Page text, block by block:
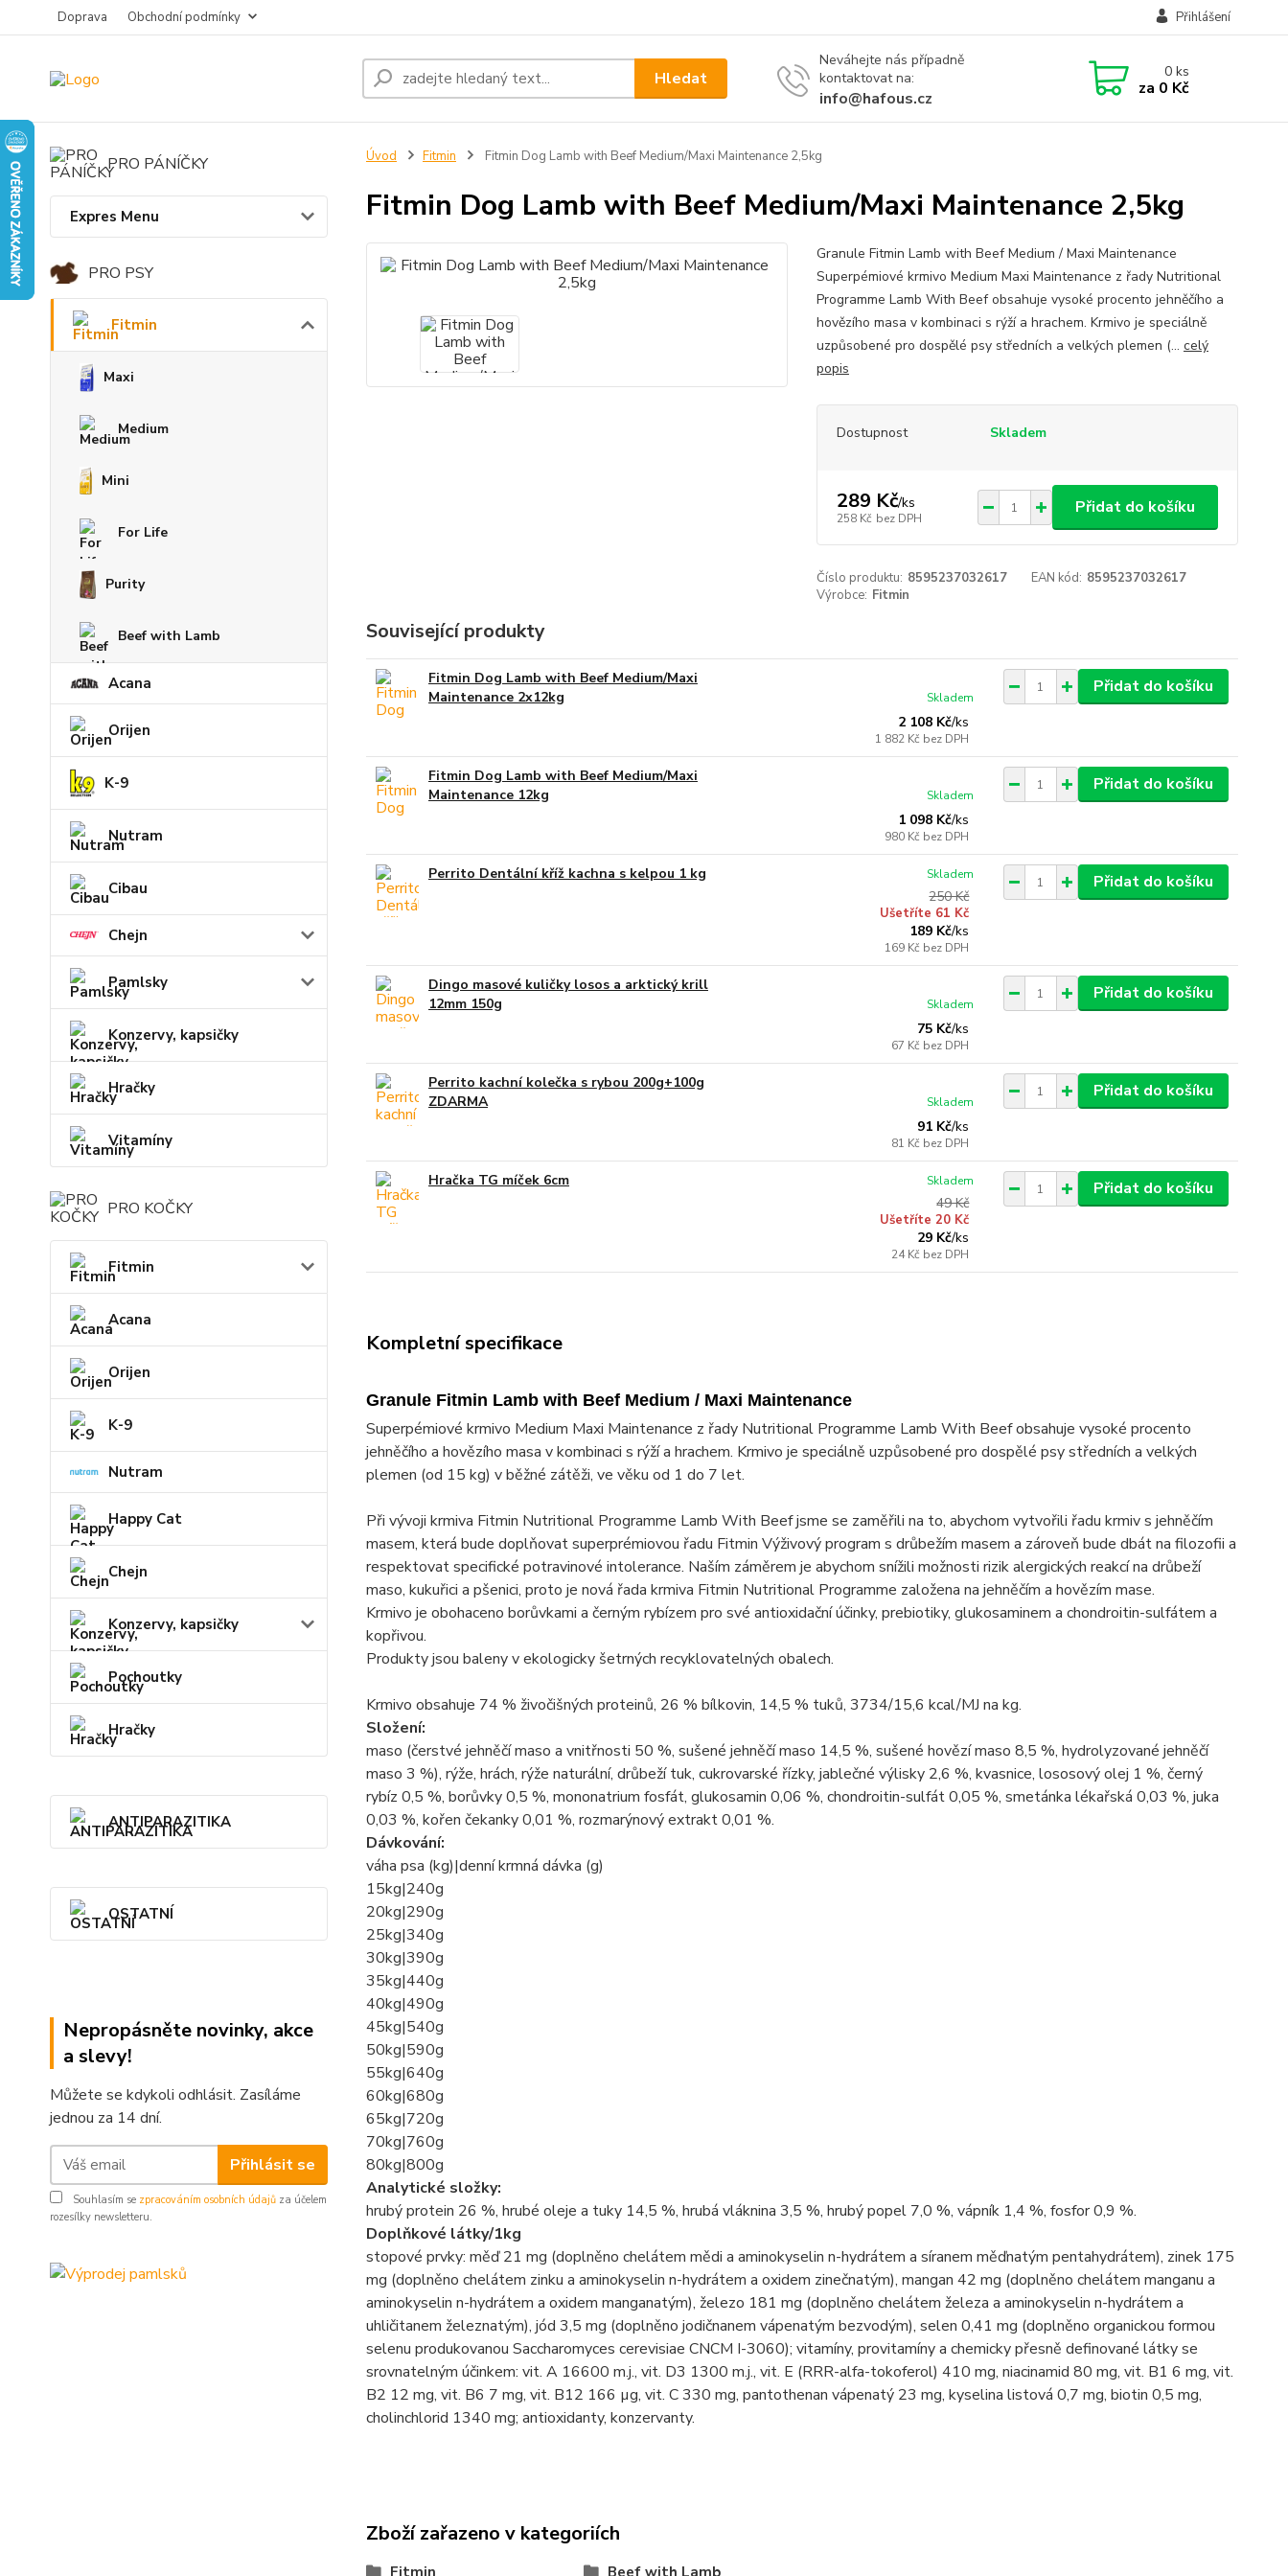
Doprava Obchodní podmínky Přihlášení
Hledat
Neváhejte nás případně
kontaktovat na:
info@hafous.cz
0ks
za 0 Kč
PRO PÁNÍČKY
Expres Menu
PRO PSY
Fitmin
Maxi
Medium
Mini
For Life
Purity
Beef with Lamb
Acana
Orijen
K-9
Nutram
Cibau
Chejn
Pamlsky
Konzervy, kapsičky
Hračky
Vitamíny
PRO KOČKY
Fitmin
Acana
Orijen
K-9
Nutram
Happy Cat
Chejn
Konzervy, kapsičky
Pochoutky
Hračky
ANTIPARAZITIKA
OSTATNÍ
Nepropásněte novinky, akce
a slevy!
Můžete se kdykoli odhlásit. Zasíláme
jednou za 14 dní.
Přihlásit se
Souhlasím se zpracováním osobních údajů za účelem
rozesílky newsletteru.
Úvod Fitmin Fitmin Dog Lamb with Beef Medium/Maxi Maintenance 2,5kg
Fitmin Dog Lamb with Beef Medium/Maxi Maintenance 2,5kg
Granule Fitmin Lamb with Beef Medium / Maxi Maintenance
Superpémiové krmivo Medium Maxi Maintenance z řady Nutritional
Programme Lamb With Beef obsahuje vysoké procento jehněčího a
hovězího masa v kombinaci s rýží a hrachem. Krmivo je speciálně
uzpůsobené pro dospělé psy středních a velkých plemen (... celý
popis
Dostupnost Skladem
289 Kč/ks
258 Kč bez DPH
Přidat do košíku
Číslo produktu: 8595237032617 EAN kód: 8595237032617
Výrobce: Fitmin
Související produkty
Fitmin Dog Lamb with Beef Medium/Maxi
Maintenance 2x12kg
2 108 Kč/ks
1 882 Kč bez DPH
Skladem
Přidat do košíku
Fitmin Dog Lamb with Beef Medium/Maxi
Maintenance 12kg
1 098 Kč/ks
980 Kč bez DPH
Skladem
Přidat do košíku
Perrito Dentální kříž kachna s kelpou 1 kg
250 Kč
Ušetříte 61 Kč
189 Kč/ks
169 Kč bez DPH
Skladem Přidat do košíku
Dingo masové kuličky losos a arktický krill
12mm 150g
75 Kč/ks
67 Kč bez DPH
Skladem
Přidat do košíku
Perrito kachní kolečka s rybou 200g+100g
ZDARMA
91 Kč/ks
81 Kč bez DPH
Skladem
Přidat do košíku
Hračka TG míček 6cm
49 Kč
Ušetříte 20 Kč
29 Kč/ks
24 Kč bez DPH
Skladem Přidat do košíku
Kompletní specifikace
Granule Fitmin Lamb with Beef Medium / Maxi Maintenance
Superpémiové krmivo Medium Maxi Maintenance z řady Nutritional Programme Lamb With Beef obsahuje vysoké procento
jehněčího a hovězího masa v kombinaci s rýží a hrachem. Krmivo je speciálně uzpůsobené pro dospělé psy středních a velkých
plemen (od 15 kg) v běžné zátěži, ve věku od 1 do 7 let.
Při vývoji krmiva Fitmin Nutritional Programme Lamb With Beef jsme se zaměřili na to, abychom vytvořili řadu krmiv s jehněčím
masem, která bude doplňovat superprémiovou řadu Fitmin Výživový program s drůbežím masem a zároveň bude dbát na filozofii a
respektovat specifické potravinové intolerance. Naším záměrem je abychom snížili možnosti rizik alergických reakcí na drůbeží
maso, kukuřici a pšenici, proto je nová řada krmiva Fitmin Nutritional Programme založena na jehněčím a hovězím mase.
Krmivo je obohaceno borůvkami a černým rybízem pro své antioxidační účinky, prebiotiky, glukosaminem a chondroitin-sulfátem a
kopřivou.
Produkty jsou baleny v ekologicky šetrných recyklovatelných obalech.
Krmivo obsahuje 74 % živočišných proteinů, 26 % bílkovin, 14,5 % tuků, 3734/15,6 kcal/MJ na kg.
Složení:
maso (čerstvé jehněčí maso a vnitřnosti 50 %, sušené jehněčí maso 14,5 %, sušené hovězí maso 8,5 %, hydrolyzované jehněčí
maso 3 %), rýže, hrách, rýže naturální, drůbeží tuk, cukrovarské řízky, jablečné výlisky 2,6 %, kvasnice, lososový olej 1 %, černý
rybíz 0,5 %, borůvky 0,5 %, mononatrium fosfát, glukosamin 0,06 %, chondroitin-sulfát 0,05 %, smetánka lékařská 0,03 %, juka
0,03 %, kořen čekanky 0,01 %, rozmarýnový extrakt 0,01 %.
Dávkování:
váha psa (kg)|denní krmná dávka (g)
15kg|240g
20kg|290g
25kg|340g
30kg|390g
35kg|440g
40kg|490g
45kg|540g
50kg|590g
55kg|640g
60kg|680g
65kg|720g
70kg|760g
80kg|800g
Analytické složky:
hrubý protein 26 %, hrubé oleje a tuky 14,5 %, hrubá vláknina 3,5 %, hrubý popel 7,0 %, vápník 1,4 %, fosfor 0,9 %.
Doplňkové látky/1kg
stopové prvky: měď 21 mg (doplněno chelátem mědi a aminokyselin n-hydrátem a síranem měďnatým pentahydrátem), zinek 175
mg (doplněno chelátem zinku a aminokyselin n-hydrátem a oxidem zinečnatým), mangan 42 mg (doplněno chelátem manganu a
aminokyselin n-hydrátem a oxidem manganatým), železo 181 mg (doplněno chelátem železa a aminokyselin n-hydrátem a
uhličitanem železnatým), jód 3,5 mg (doplněno jodičnanem vápenatým bezvodým), selen 0,41 mg (doplněno organickou formou
selenu produkovanou Saccharomyces cerevisiae CNCM I-3060); vitamíny, provitamíny a chemicky přesně definované látky se
srovnatelným účinkem: vit. A 16600 m.j., vit. D3 1300 m.j., vit. E (RRR-alfa-tokoferol) 410 mg, niacinamid 80 mg, vit. B1 6 mg, vit.
B2 12 mg, vit. B6 7 mg, vit. B12 166 µg, vit. C 330 mg, pantothenan vápenatý 23 mg, kyselina listová 0,7 mg, biotin 0,5 mg,
cholinchlorid 1340 mg; antioxidanty, konzervanty.
Zboží zařazeno v kategoriích
Fitmin Beef with Lamb